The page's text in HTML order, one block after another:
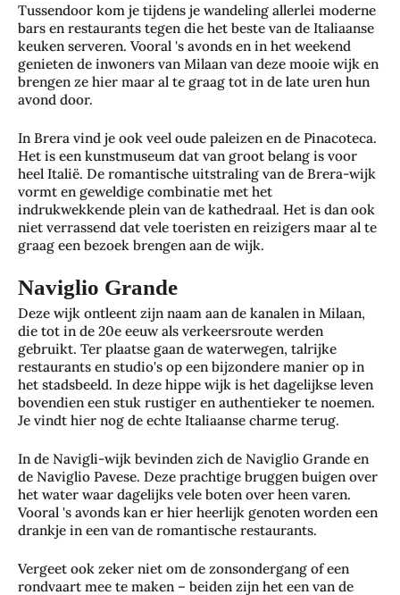
Tussendoor kom je tijdens je wandeling allerlei moderne
bars en restaurants tegen die het beste van de Italiaanse
keuken serveren. Vooral 's avonds en in het weekend
genieten de inwoners van Milaan van deze mooie wijk en
brengen ze hier maar al te graag tot in de late uren hun
avond door.
In Brera vind je ook veel oude paleizen en de Pinacoteca.
Het is een kunstmuseum dat van groot belang is voor
heel Italië. De romantische uitstraling van de Brera-wijk
vormt en geweldige combinatie met het
indrukwekkende plein van de kathedraal. Het is dan ook
niet verrassend dat vele toeristen en reizigers maar al te
graag een bezoek brengen aan de wijk.
Naviglio Grande
Deze wijk ontleent zijn naam aan de kanalen in Milaan,
die tot in de 20e eeuw als verkeersroute werden
gebruikt. Ter plaatse gaan de waterwegen, talrijke
restaurants en studio's op een bijzondere manier op in
het stadsbeeld. In deze hippe wijk is het dagelijkse leven
bovendien een stuk rustiger en authentieker te noemen.
Je vindt hier nog de echte Italiaanse charme terug.
In de Navigli-wijk bevinden zich de Naviglio Grande en
de Naviglio Pavese. Deze prachtige bruggen buigen over
het water waar dagelijks vele boten over heen varen.
Vooral 's avonds kan er hier heerlijk genoten worden een
drankje in een van de romantische restaurants.
Vergeet ook zeker niet om de zonsondergang of een
rondvaart mee te maken – beiden zijn het een van de
Zo
che
gje
Rot
Je
nin
g
t je
har